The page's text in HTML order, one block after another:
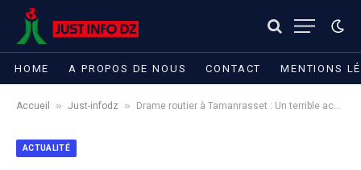
HOME A PROPOS DE NOUS CONTACT MENTIONS
Accueil » Just-infodz » Drame routier à Tamanrasset : Un terrible accident de bus fait 4 morts et 20 blessés à In M’guel
ACTUALITÉ